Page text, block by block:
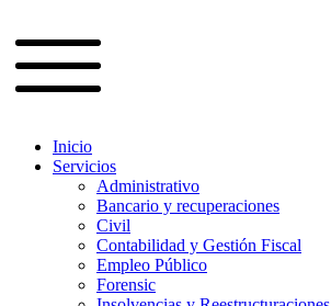
Inicio
Servicios
Administrativo
Bancario y recuperaciones
Civil
Contabilidad y Gestión Fiscal
Empleo Público
Forensic